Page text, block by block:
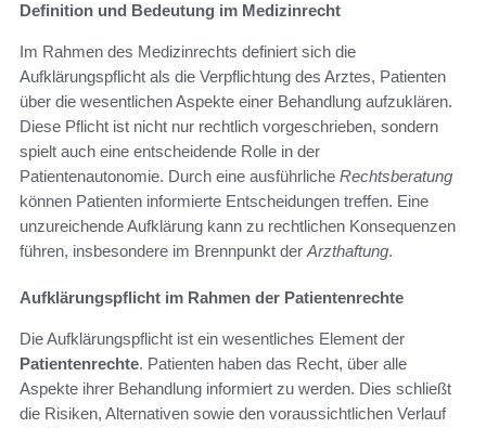
Definition und Bedeutung im Medizinrecht
Im Rahmen des Medizinrechts definiert sich die
Aufklärungspflicht als die Verpflichtung des Arztes, Patienten
über die wesentlichen Aspekte einer Behandlung aufzuklären.
Diese Pflicht ist nicht nur rechtlich vorgeschrieben, sondern
spielt auch eine entscheidende Rolle in der
Patientenautonomie. Durch eine ausführliche Rechtsberatung
können Patienten informierte Entscheidungen treffen. Eine
unzureichende Aufklärung kann zu rechtlichen Konsequenzen
führen, insbesondere im Brennpunkt der Arzthaftung.
Aufklärungspflicht im Rahmen der Patientenrechte
Die Aufklärungspflicht ist ein wesentliches Element der
Patientenrechte. Patienten haben das Recht, über alle
Aspekte ihrer Behandlung informiert zu werden. Dies schließt
die Risiken, Alternativen sowie den voraussichtlichen Verlauf